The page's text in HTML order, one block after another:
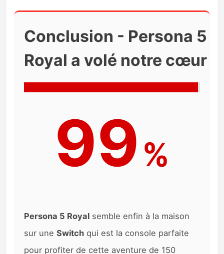
Conclusion - Persona 5
Royal a volé notre cœur
99 %
Persona 5 Royal semble enfin à la maison
sur uneSwitch qui est la console parfaite
pour profiter de cette aventure de 150